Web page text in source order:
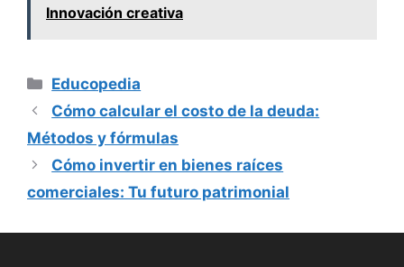
Innovación creativa
Categorías
Educopedia
Cómo calcular el costo de la deuda:
Métodos y fórmulas
Cómo invertir en bienes raíces
comerciales: Tu futuro patrimonial